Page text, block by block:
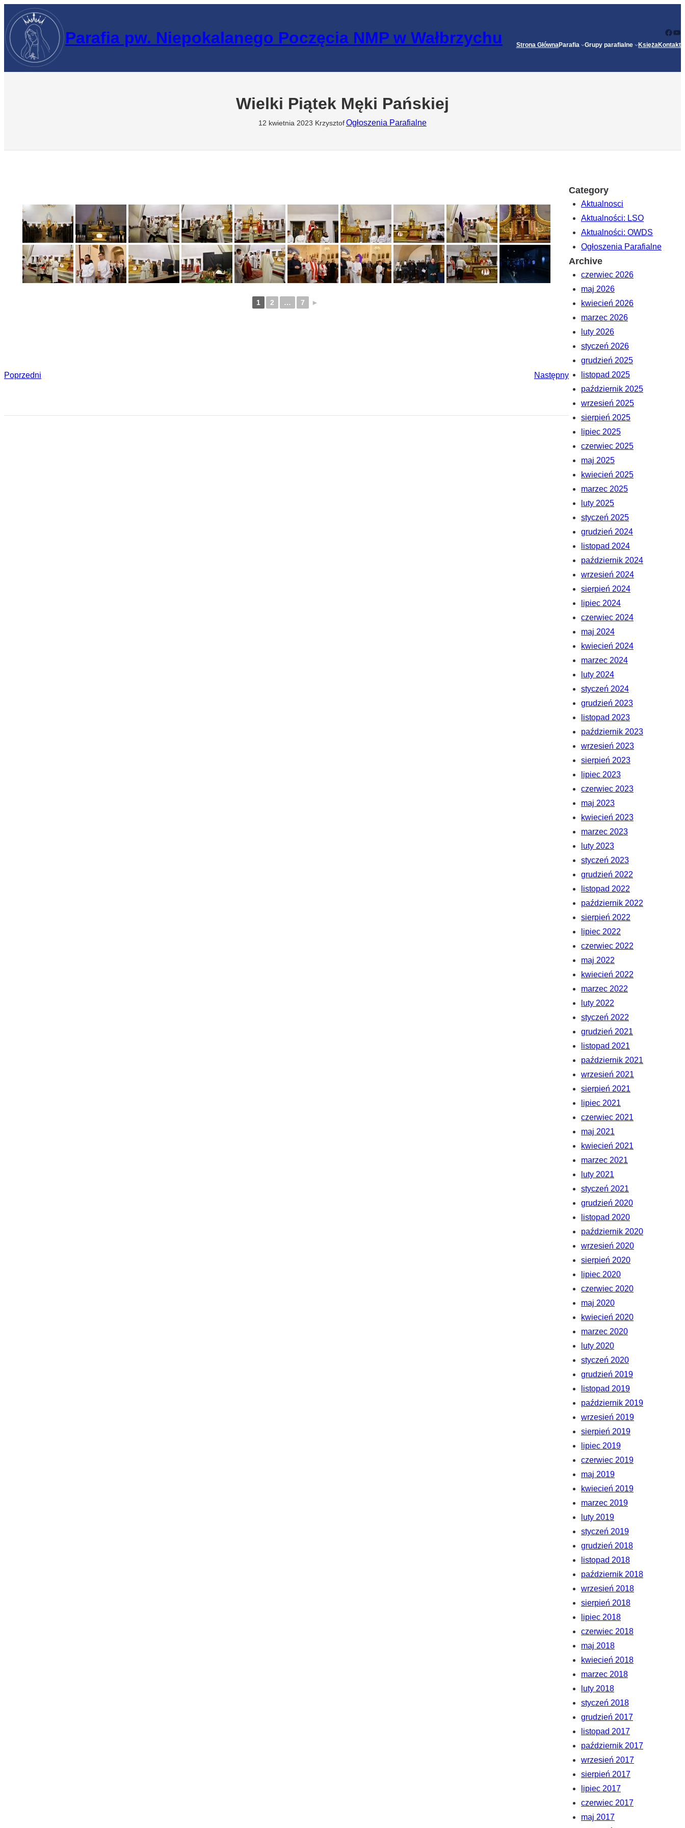
Przejdź
do
treści
Parafia pw. Niepokalanego Poczęcia NMP w Wałbrzychu Strona GłównaParafia Grupy parafialne KsiężaKontakt
Wielki Piątek Męki Pańskiej
12 kwietnia 2023 Krzysztof Ogłoszenia Parafialne
1 2 … 7 ►
Poprzedni Następny
Category
Aktualnosci
Aktualności: LSO
Aktualności: OWDS
Ogłoszenia Parafialne
Archive
czerwiec 2026
maj 2026
kwiecień 2026
marzec 2026
luty 2026
styczeń 2026
grudzień 2025
listopad 2025
październik 2025
wrzesień 2025
sierpień 2025
lipiec 2025
czerwiec 2025
maj 2025
kwiecień 2025
marzec 2025
luty 2025
styczeń 2025
grudzień 2024
listopad 2024
październik 2024
wrzesień 2024
sierpień 2024
lipiec 2024
czerwiec 2024
maj 2024
kwiecień 2024
marzec 2024
luty 2024
styczeń 2024
grudzień 2023
listopad 2023
październik 2023
wrzesień 2023
sierpień 2023
lipiec 2023
czerwiec 2023
maj 2023
kwiecień 2023
marzec 2023
luty 2023
styczeń 2023
grudzień 2022
listopad 2022
październik 2022
sierpień 2022
lipiec 2022
czerwiec 2022
maj 2022
kwiecień 2022
marzec 2022
luty 2022
styczeń 2022
grudzień 2021
listopad 2021
październik 2021
wrzesień 2021
sierpień 2021
lipiec 2021
czerwiec 2021
maj 2021
kwiecień 2021
marzec 2021
luty 2021
styczeń 2021
grudzień 2020
listopad 2020
październik 2020
wrzesień 2020
sierpień 2020
lipiec 2020
czerwiec 2020
maj 2020
kwiecień 2020
marzec 2020
luty 2020
styczeń 2020
grudzień 2019
listopad 2019
październik 2019
wrzesień 2019
sierpień 2019
lipiec 2019
czerwiec 2019
maj 2019
kwiecień 2019
marzec 2019
luty 2019
styczeń 2019
grudzień 2018
listopad 2018
październik 2018
wrzesień 2018
sierpień 2018
lipiec 2018
czerwiec 2018
maj 2018
kwiecień 2018
marzec 2018
luty 2018
styczeń 2018
grudzień 2017
listopad 2017
październik 2017
wrzesień 2017
sierpień 2017
lipiec 2017
czerwiec 2017
maj 2017